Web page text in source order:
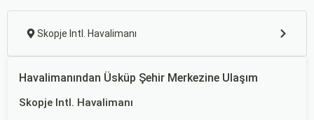
Skopje Intl. Havalimanı
Havalimanından Üsküp Şehir Merkezine Ulaşım
Skopje Intl. Havalimanı